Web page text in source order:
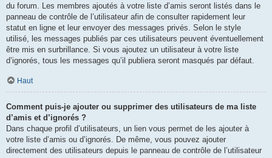
du forum. Les membres ajoutés à votre liste d’amis seront listés dans le
panneau de contrôle de l’utilisateur afin de consulter rapidement leur
statut en ligne et leur envoyer des messages privés. Selon le style
utilisé, les messages publiés par ces utilisateurs peuvent éventuellement
être mis en surbrillance. Si vous ajoutez un utilisateur à votre liste
d’ignorés, tous les messages qu’il publiera seront masqués par défaut.
Haut
Comment puis-je ajouter ou supprimer des utilisateurs de ma liste
d’amis et d’ignorés ?
Dans chaque profil d’utilisateurs, un lien vous permet de les ajouter à
votre liste d’amis ou d’ignorés. De même, vous pouvez ajouter
directement des utilisateurs depuis le panneau de contrôle de l’utilisateur